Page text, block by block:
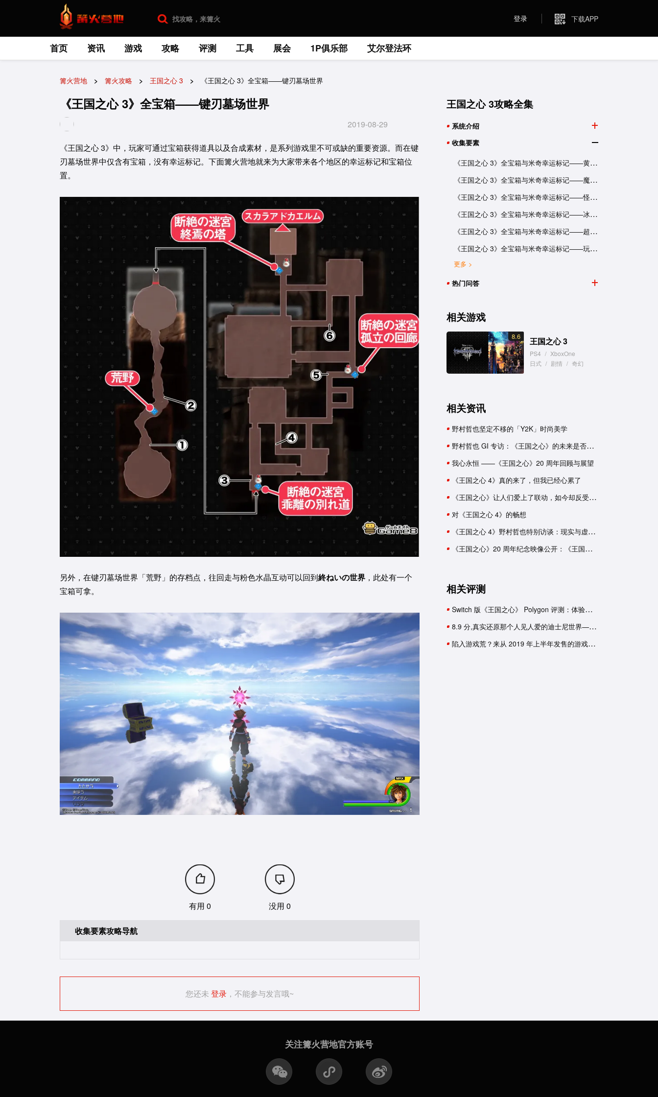
登录 下载APP
首页 资讯 游戏 攻略 评测 工具 展会 1P俱乐部 艾尔登法环
篝火营地 篝火攻略 王国之心 3 《王国之心 3》全宝箱——键刃墓场世界
《王国之心 3》全宝箱——键刃墓场世界
2019-08-29
《王国之心 3》中，玩家可通过宝箱获得道具以及合成素材，是系列游戏里不可或缺的重要资源。而在键
刃墓场世界中仅含有宝箱，没有幸运标记。下面篝火营地就来为大家带来各个地区的幸运标记和宝箱位
置。
另外，在键刃墓场世界「荒野」的存档点，往回走与粉色水晶互动可以回到終ねいの世界 ，此处有一个
宝箱可拿。
有用 0 没用 0
收集要素攻略导航
您还未 登录 ，不能参与发言哦~
王国之心 3攻略全集
系统介绍
收集要素
《王国之心 3》全宝箱与米奇幸运标记——黄昏镇世界
《王国之心 3》全宝箱与米奇幸运标记——魔发奇缘世界
《王国之心 3》全宝箱与米奇幸运标记——怪物公司世界
《王国之心 3》全宝箱与米奇幸运标记——冰雪奇缘世界
《王国之心 3》全宝箱与米奇幸运标记——超能陆战队世界
《王国之心 3》全宝箱与米奇幸运标记——玩具总动员世界
更多 >
热门问答
相关游戏
8.6 王国之心 3
PS4 / XboxOne
日式 / 剧情 / 奇幻
相关资讯
野村哲也坚定不移的「Y2K」时尚美学
野村哲也 GI 专访：《王国之心》的未来是否还有《最终幻想》角色？
我心永恒 ——《王国之心》20 周年回顾与展望
《王国之心 4》真的来了，但我已经心累了
《王国之心》让人们爱上了联动，如今却反受其累
对《王国之心 4》的畅想
《王国之心 4》野村哲也特别访谈：现实与虚拟的奇妙融合
《王国之心》20 周年纪念映像公开：《王国之心 4》首次公布
相关评测
Switch 版《王国之心》 Polygon 评测：体验极差
8.9 分,真实还原那个人见人爱的迪士尼世界——《王国之心 3》篝火总评
陷入游戏荒？来从 2019 年上半年发售的游戏中补课吧
关注篝火营地官方账号